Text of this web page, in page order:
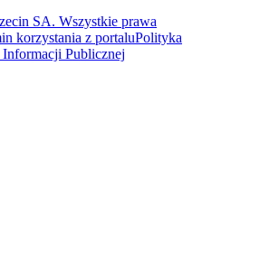
SA. Wszystkie prawa
korzystania z portaluPolityka
Publicznej